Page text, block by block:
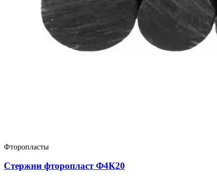
Фторопласты
Стержни фторопласт Ф4К20